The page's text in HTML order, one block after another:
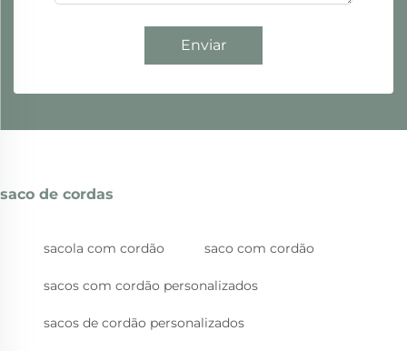
Enviar
saco de cordas
sacola com cordão saco com cordão
sacos com cordão personalizados
sacos de cordão personalizados